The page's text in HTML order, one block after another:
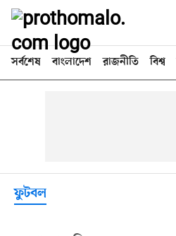
সর্বশেষ বাংলাদেশ রাজনীতি বিশ্ব
ফুটবল